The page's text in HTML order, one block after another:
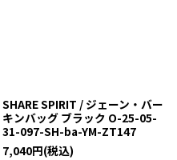
SHARE SPIRIT / ジェーン・バー
キンバッグ ブラック O-25-05-
31-097-SH-ba-YM-ZT147
7,040円(税込)